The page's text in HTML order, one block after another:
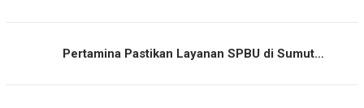
Pertamina Pastikan Layanan SPBU di Sumut…